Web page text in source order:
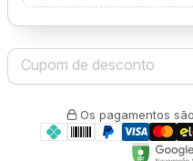
Os pagamentos